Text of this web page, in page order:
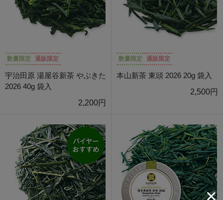
数量限定 通販限定
宇治田原 湯屋谷新茶 やぶきた
2026 40g 袋入
2,200円
数量限定 通販限定
本山新茶 東頭 2026 20g 袋入
2,500円